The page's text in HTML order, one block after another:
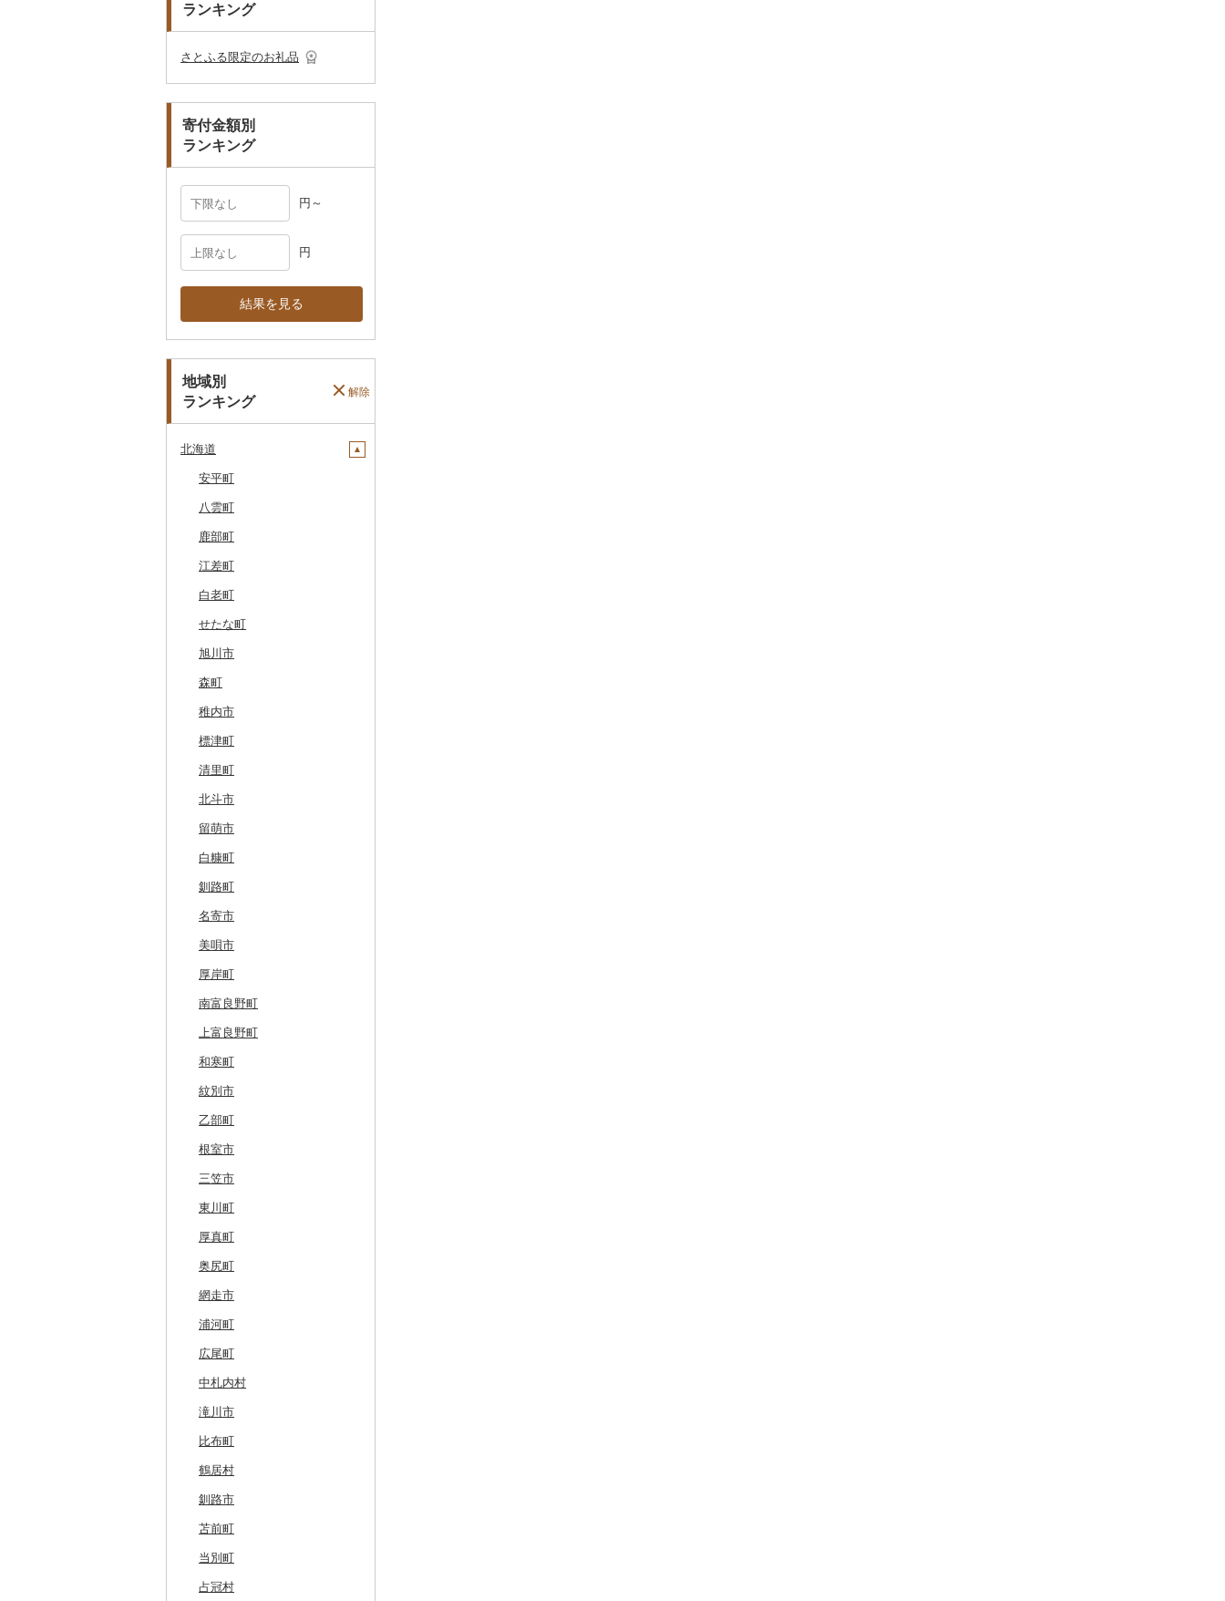
その他のゴルフプレー
カタログギフト
その他食器
土鍋
その他日用品
ご当地キャラクター
ペット用品
その他雑貨
その他アクセサリー
ショール・ストール
マフラー・手袋
村上木彫堆朱
美濃和紙
ランキング
さとふる限定のお礼品
寄付金額別
ランキング
円～
円
結果を見る
地域別
ランキング
解除
北海道
安平町
八雲町
鹿部町
江差町
白老町
せたな町
旭川市
森町
稚内市
標津町
清里町
北斗市
留萌市
白糠町
釧路町
名寄市
美唄市
厚岸町
南富良野町
上富良野町
和寒町
紋別市
乙部町
根室市
三笠市
東川町
厚真町
奥尻町
網走市
浦河町
広尾町
中札内村
滝川市
比布町
鶴居村
釧路市
苫前町
当別町
占冠村